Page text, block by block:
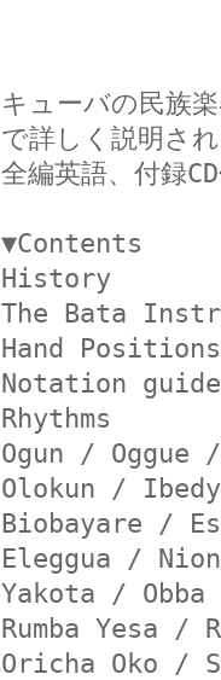
キューバの民族
で詳しく説明さ
全編英語、付録
▼Contents
History
The Bata
Hand Positions
Notation guide
Rhythms
Ogun /
Olokun /
Biobayare /
Eleggua /
Yakota / Obba
Rumba Yesa /
Oricha Oko /